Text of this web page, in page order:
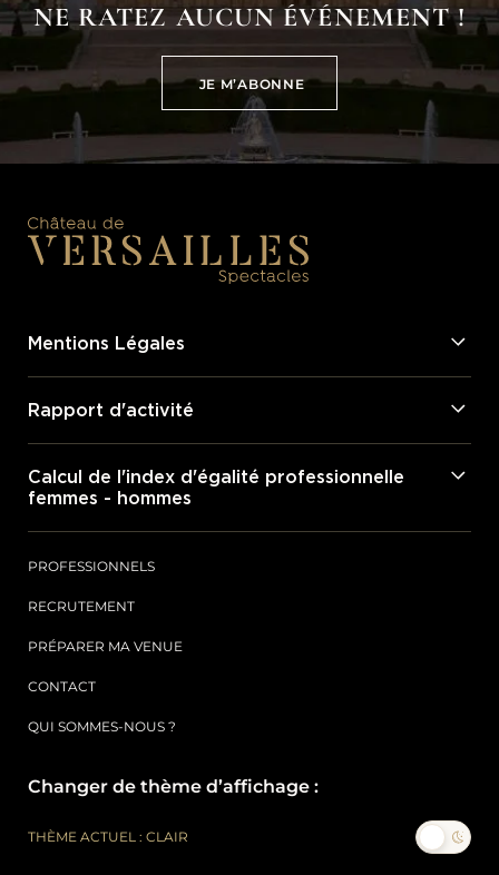
NE RATEZ AUCUN ÉVÉNEMENT !
JE M’ABONNE
JE M’ABONNE
PROFESSIONNELS
RECRUTEMENT
PRÉPARER MA VENUE
CONTACT
QUI SOMMES-NOUS ?
Mentions Légales
Rapport d'activité
Calcul de l'index d'égalité professionnelle
femmes - hommes
Changer de thème d’affichage :
THÈME ACTUEL : CLAIR